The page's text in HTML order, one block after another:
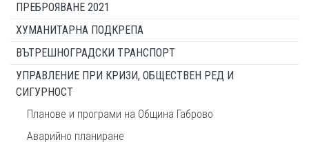
ПРЕБРОЯВАНЕ 2021
ХУМАНИТАРНА ПОДКРЕПА
ВЪТРЕШНОГРАДСКИ ТРАНСПОРТ
УПРАВЛЕНИЕ ПРИ КРИЗИ, ОБЩЕСТВЕН РЕД И
СИГУРНОСТ
Планове и програми на Община Габрово
Аварийно планиране